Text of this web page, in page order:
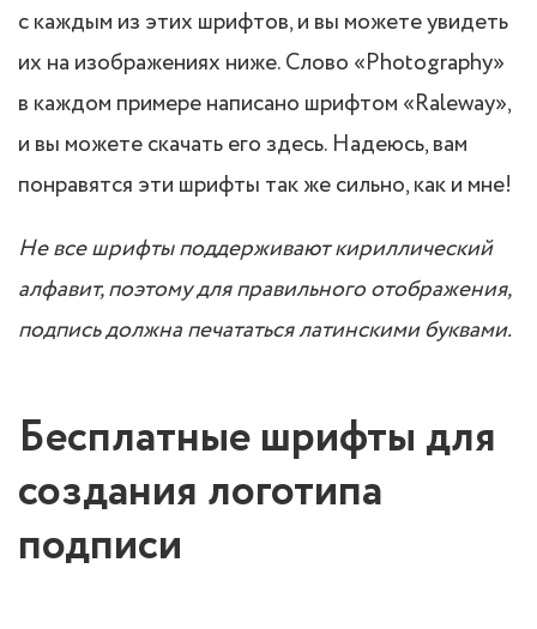
с каждым из этих шрифтов, и вы можете увидеть
их на изображениях ниже. Слово «Photography»
в каждом примере написано шрифтом «Raleway»,
и вы можете скачать его здесь. Надеюсь, вам
понравятся эти шрифты так же сильно, как и мне!
Не все шрифты поддерживают кириллический
алфавит, поэтому для правильного отображения,
подпись должна печататься латинскими буквами.
Бесплатные шрифты для
создания логотипа
подписи